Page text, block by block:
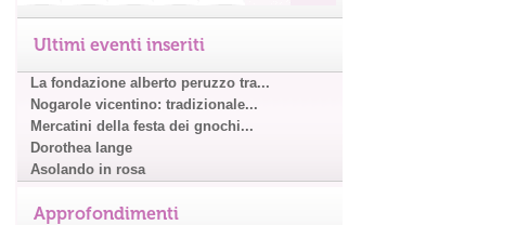
Ultimi eventi inseriti
La fondazione alberto peruzzo tra...
Nogarole vicentino: tradizionale...
Mercatini della festa dei gnochi...
Dorothea lange
Asolando in rosa
Approfondimenti